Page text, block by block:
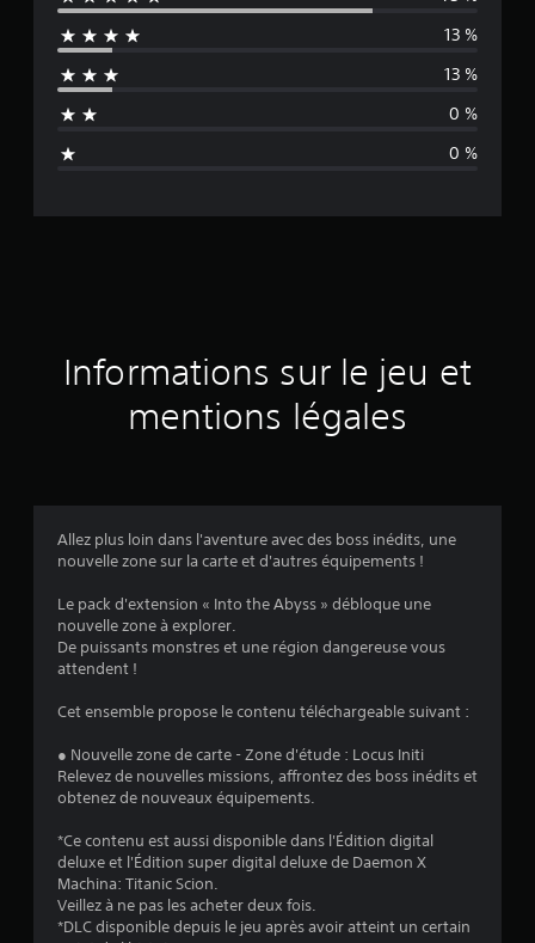
e
n
n
d
a
s
6
3
13 %
13 %
0 %
0 %
Informations sur le jeu et
mentions légales
Allez plus loin dans l'aventure avec des boss inédits, une
nouvelle zone sur la carte et d'autres équipements !
Le pack d'extension « Into the Abyss » débloque une
nouvelle zone à explorer.
De puissants monstres et une région dangereuse vous
attendent !
Cet ensemble propose le contenu téléchargeable suivant :
● Nouvelle zone de carte - Zone d'étude : Locus Initi
Relevez de nouvelles missions, affrontez des boss inédits et
obtenez de nouveaux équipements.
*Ce contenu est aussi disponible dans l'Édition digital
deluxe et l'Édition super digital deluxe de Daemon X
Machina: Titanic Scion.
Veillez à ne pas les acheter deux fois.
*DLC disponible depuis le jeu après avoir atteint un certain